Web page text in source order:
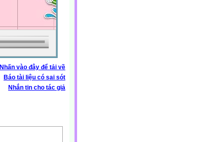
Nhấn vào đây để tải về
Báo tài liệu có sai sót
Nhắn tin cho tác giả